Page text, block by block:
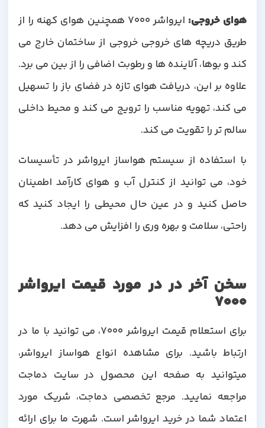
هوای خروجی:
ایرواشر 7000 همچنین هوای کهنه را از
طریق دریچه های خروجی خروجی از ساختمان خارج می
کند و بوها، آلاینده ها و رطوبت اضافی را از بین می برد.
علاوه بر این، دریافت هوای تازه در فضای باز را تسهیل
می کند، تهویه مناسب را ترویج می کند و محیط داخلی
سالم تر را تقویت می کند.
با استفاده از سیستم هواساز ایرواشر در تأسیسات
خود، می توانید از کنترل آب و هوای کارآمد اطمینان
حاصل کنید و در عین حال محیطی را ایجاد کنید که
راحتی، سلامت و بهره وری را افزایش می دهد.
سخن آخر در در مورد قیمت ایرواشر
7000
برای استعلام قیمت ایرواشر 7000، می توانید با ما در
ارتباط باشید. برای مشاهده انواع هواساز ایرواشر،
میتوانید به صفحه این محصول در سایت دماجت
مراجعه نمایید. مرجع تخصصی دماجت، شریک مورد
اعتماد شما در خرید ایرواشر است. شهرت ما برای ارائه